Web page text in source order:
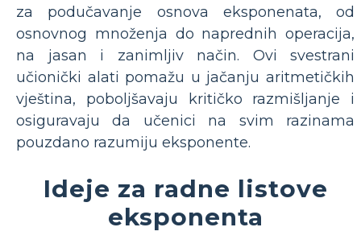
za podučavanje osnova eksponenata, od
osnovnog množenja do naprednih operacija,
na jasan i zanimljiv način. Ovi svestrani
učionički alati pomažu u jačanju aritmetičkih
vještina, poboljšavaju kritičko razmišljanje i
osiguravaju da učenici na svim razinama
pouzdano razumiju eksponente.
Ideje za radne listove
eksponenta